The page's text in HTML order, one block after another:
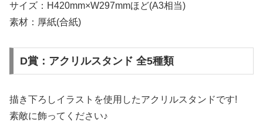
サイズ：H420mm×W297mmほど(A3相当)
素材：厚紙(合紙)
D賞：アクリルスタンド 全5種類
描き下ろしイラストを使用したアクリルスタンドです!
素敵に飾ってください♪